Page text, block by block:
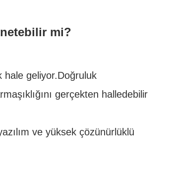
mi?
hale geliyor.Doğruluk
gerçekten halledebilir
ve yüksek çözünürlüklü